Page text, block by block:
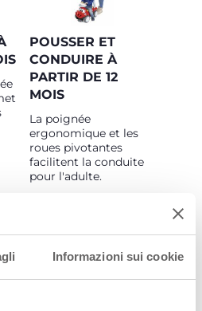
Informazioni sui cookie
POUSSER ET
CONDUIRE À
PARTIR DE 12
MOIS
La poignée
ergonomique et les
roues pivotantes
facilitent la conduite
pour l'adulte.